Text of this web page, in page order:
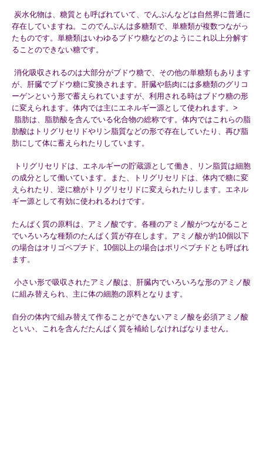
炭水化物は、糖質とも呼ばれていて、 でんぷんなどは自然界に普通に
存在していますね。
このでんぷんは多糖類で、単糖類が複数つながっ
たものです。 単糖類はいわゆるブドウ糖などのようにこれ以上分解す
ることのできない糖です。
消化吸収されるのは大部分がブドウ糖で、 その他の単糖類もあります
が、肝臓でブドウ糖に変換されます。
肝臓や筋肉には多糖類のグリコ
ーゲンという形で蓄えられていますが、利用される時はブドウ糖の形
に変えられます。 体内では主にエネルギー源として使われます。 >
脂肪は、脂肪酸を含んでいる化合物の総称です。 体内ではこれらの脂
肪酸はトリグリセリドやリン脂質などの形で存在していたり、再び脂
肪にして体に蓄えられたりしています。
トリグリセリドは、エネルギーの貯蔵源として働き、
リン脂質は細胞
の成分として働いています。また、
トリグリセリドは、体内で糖に変
えられたり、 逆に糖がトリグリセリドに変えられたりします。 エネル
ギー源として有効に使われるわけです。
たんぱく質の原料は、アミノ酸です。 各種のアミノ酸がつながること
でいろいろな種類のたんぱく質が存在します。アミノ酸が約10個以下
の場合はオリゴペプチド、 10個以上の場合はポリペプチドとも呼ばれ
ます。
小さい形で吸収されたアミノ酸は、
肝臓内でいろいろな形のアミノ酸
に組み替えられ、 主に体の細胞の原料となります。
自分の体内で組み替えて作ることができないアミノ酸を必須アミノ酸
といい、これを含んだたんぱく質を補給しなければなりません。